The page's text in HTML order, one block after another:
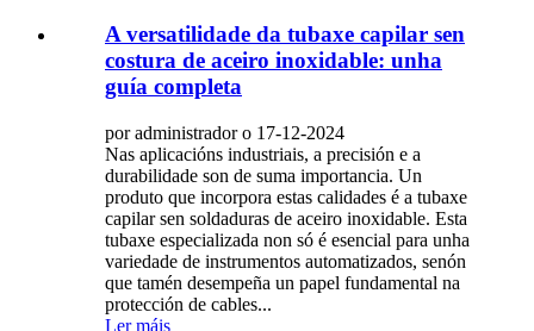
A versatilidade da tubaxe capilar sen
costura de aceiro inoxidable: unha
guía completa
por administrador o 17-12-2024
Nas aplicacións industriais, a precisión e a
durabilidade son de suma importancia. Un
produto que incorpora estas calidades é a tubaxe
capilar sen soldaduras de aceiro inoxidable. Esta
tubaxe especializada non só é esencial para unha
variedade de instrumentos automatizados, senón
que tamén desempeña un papel fundamental na
protección de cables...
Ler máis